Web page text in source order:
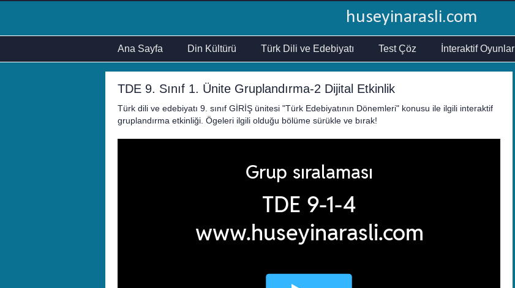
huseyinarasli.com
Ana Sayfa Din Kültürü Türk Dili ve Edebiyatı Test Çöz İnteraktif Oyunlar
TDE 9. Sınıf 1. Ünite Gruplandırma-2 Dijital Etkinlik
Türk dili ve edebiyatı 9. sınıf GİRİŞ ünitesi "Türk Edebiyatının Dönemleri" konusu ile ilgili interaktif
gruplandırma etkinliği. Ögeleri ilgili olduğu bölüme sürükle ve bırak!